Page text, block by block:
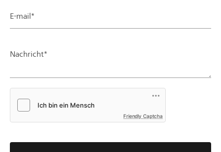
E-mail*
Nachricht*
Friendly Captcha